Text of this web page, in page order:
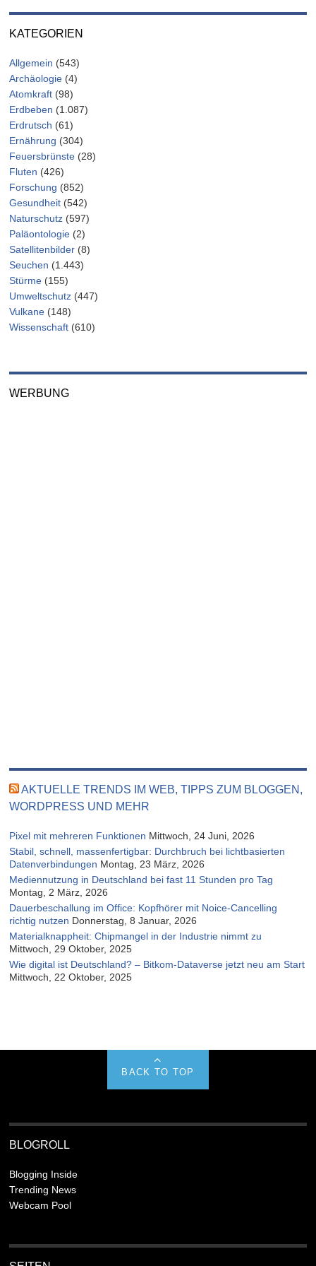
KATEGORIEN
Allgemein (543)
Archäologie (4)
Atomkraft (98)
Erdbeben (1.087)
Erdrutsch (61)
Ernährung (304)
Feuersbrünste (28)
Fluten (426)
Forschung (852)
Gesundheit (542)
Naturschutz (597)
Paläontologie (2)
Satellitenbilder (8)
Seuchen (1.443)
Stürme (155)
Umweltschutz (447)
Vulkane (148)
Wissenschaft (610)
WERBUNG
AKTUELLE TRENDS IM WEB, TIPPS ZUM BLOGGEN,
WORDPRESS UND MEHR
Pixel mit mehreren Funktionen Mittwoch, 24 Juni, 2026
Stabil, schnell, massenfertigbar: Durchbruch bei lichtbasierten
Datenverbindungen Montag, 23 März, 2026
Mediennutzung in Deutschland bei fast 11 Stunden pro Tag
Montag, 2 März, 2026
Dauerbeschallung im Office: Kopfhörer mit Noice-Cancelling
richtig nutzen Donnerstag, 8 Januar, 2026
Materialknappheit: Chipmangel in der Industrie nimmt zu
Mittwoch, 29 Oktober, 2025
Wie digital ist Deutschland? – Bitkom-Dataverse jetzt neu am Start
Mittwoch, 22 Oktober, 2025
BACK TO TOP
BLOGROLL
Blogging Inside
Trending News
Webcam Pool